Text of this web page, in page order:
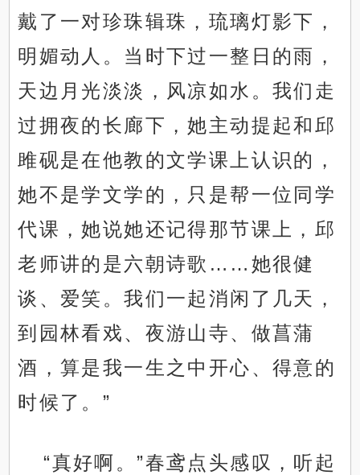
戴了一对珍珠辑珠，琉璃灯影下，
明媚动人。当时下过一整日的雨，
天边月光淡淡，风凉如水。我们走
过拥夜的长廊下，她主动提起和邱
雎砚是在他教的文学课上认识的，
她不是学文学的，只是帮一位同学
代课，她说她还记得那节课上，邱
老师讲的是六朝诗歌……她很健
谈、爱笑。我们一起消闲了几天，
到园林看戏、夜游山寺、做菖蒲
酒，算是我一生之中开心、得意的
时候了。”
“真好啊。”春鸢点头感叹，听起